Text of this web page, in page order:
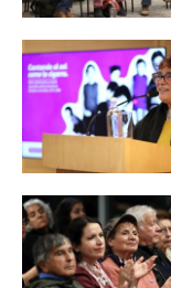
Zoom
Zoom